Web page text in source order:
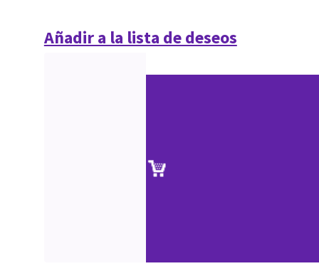
Añadir a la lista de deseos